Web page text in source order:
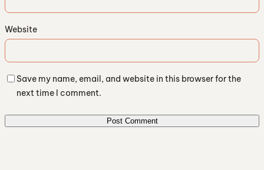
Website
Save my name, email, and website in this browser for the
next time I comment.